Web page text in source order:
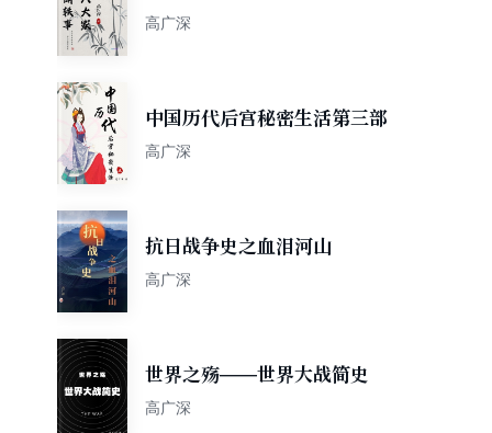
高广深
中国历代后宫秘密生活第三部
高广深
抗日战争史之血泪河山
高广深
世界之殇——世界大战简史
高广深